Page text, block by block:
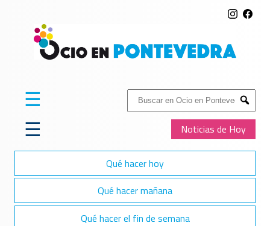
Buscar:
Submit
Noticias de Hoy
☰
☰
Qué hacer hoy
Qué hacer mañana
Qué hacer el fin de semana